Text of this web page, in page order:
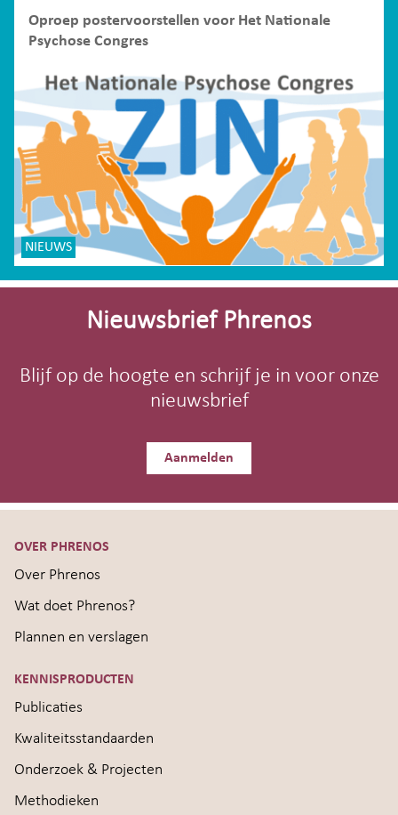
Oproep postervoorstellen voor Het Nationale
Psychose Congres
NIEUWS
Site-
Nieuwsbrief Phrenos
Blijf op de hoogte en schrijf je in voor onze
nieuwsbrief
Aanmelden
OVER PHRENOS
Over Phrenos
Wat doet Phrenos?
Plannen en verslagen
KENNISPRODUCTEN
Publicaties
Kwaliteitsstandaarden
Onderzoek & Projecten
Methodieken